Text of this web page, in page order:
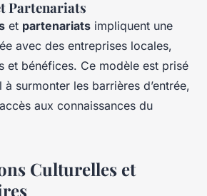
Partenariats
et partenariats impliquent une
avec des entreprises locales,
et bénéfices. Ce modèle est prisé
surmonter les barrières d’entrée,
aux connaissances du
Culturelles et